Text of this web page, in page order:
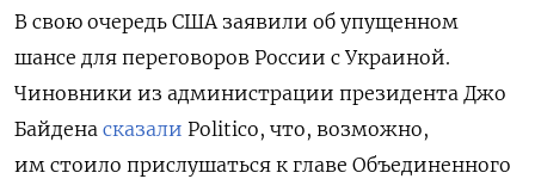
В свою очередь США заявили об упущенном
шансе для переговоров России с Украиной.
Чиновники из администрации президента Джо
Байдена сказали Politico, что, возможно,
им стоило прислушаться к главе Объединенного